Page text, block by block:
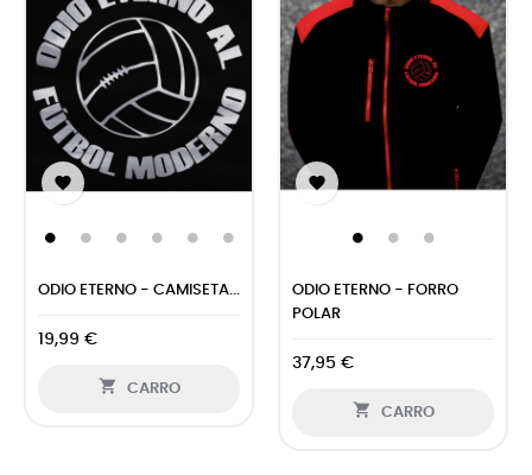

ODIO ETERNO - CAMISETA...
19,99 €
 CARRO

ODIO ETERNO - FORRO
POLAR
37,95 €
 CARRO